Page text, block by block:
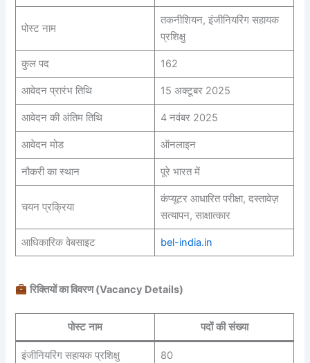
पोस्ट नाम
तकनीशियन, इंजीनियरिंग सहायक
प्रशिक्षु
कुल पद 162
आवेदन प्रारंभ तिथि 15 अक्टूबर 2025
आवेदन की अंतिम तिथि 4 नवंबर 2025
आवेदन मोड ऑनलाइन
नौकरी का स्थान पूरे भारत में
चयन प्रक्रिया
कंप्यूटर आधारित परीक्षा, दस्तावेज़
सत्यापन, साक्षात्कार
आधिकारिक वेबसाइट bel-india.in
रिक्तियों का विवरण (Vacancy Details)
पोस्ट नाम पदों की संख्या
इंजीनियरिंग सहायक प्रशिक्षु 80